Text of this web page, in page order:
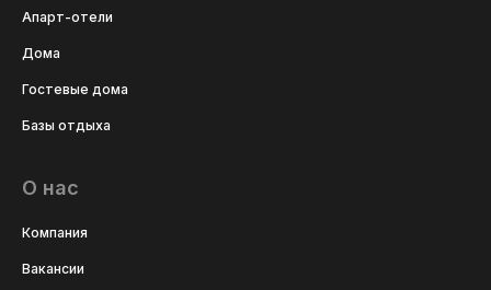
Апарт-отели
Дома
Гостевые дома
Базы отдыха
О нас
Компания
Вакансии